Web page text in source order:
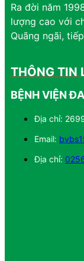
Ra đời năm
lượng cao với
Quãng ngãi,
THÔNG TIN
BỆNH VIỆN
Địa chỉ:
Email:
Địa chỉ: